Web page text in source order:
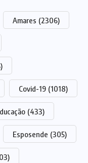
Amares (2306)
Covid-19 (1018)
(433)
Esposende (305)